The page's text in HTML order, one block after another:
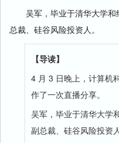
吴军，毕业于清华大学和
总裁、硅谷风险投资人。
【导读】
4 月 3 日晚上，计算机
作了一次直播分享。
吴军，毕业于清华大学
副总裁、硅谷风险投资人